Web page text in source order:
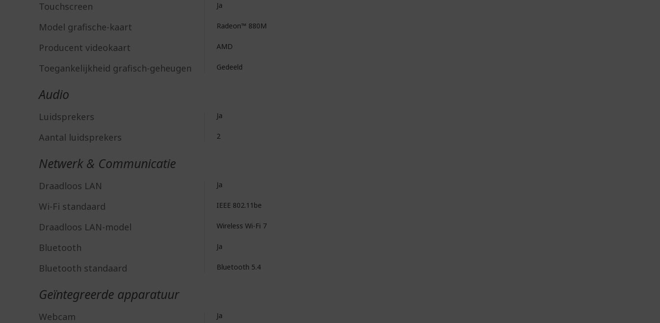
Touchscreen Ja
Model grafische-kaart Radeon™ 880M
Producent videokaart AMD
Toegankelijkheid grafisch-geheugen Gedeeld
Audio
Luidsprekers Ja
Aantal luidsprekers 2
Netwerk & Communicatie
Draadloos LAN Ja
Wi-Fi standaard IEEE 802.11be
Draadloos LAN-model Wireless Wi-Fi 7
Bluetooth Ja
Bluetooth standaard Bluetooth 5.4
Geïntegreerde apparatuur
Webcam Ja